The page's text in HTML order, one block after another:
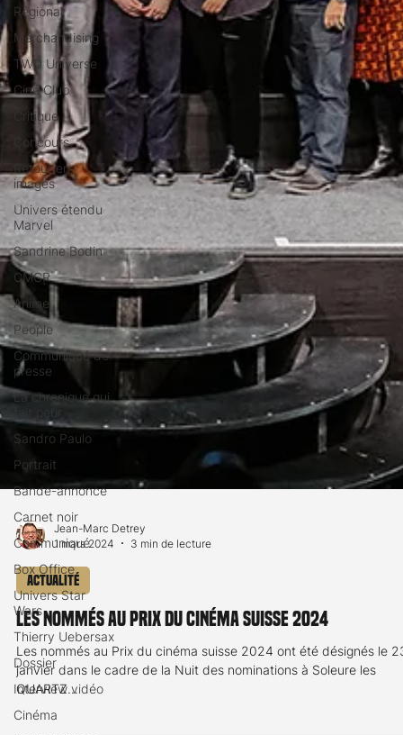
Régional
Merchandising
TWD Universe
Ciné Club
Critique
Concours
Retour en
images
Univers étendu
Marvel
Sandrine Bodin
CMCR
Anime
People
Communiqué de
presse
La chronique qui
Sandro Paulo
Portrait
Bande-annonce
Carnet noir
Communiqué
Box Office
Univers Star
Wars
Thierry Uebersax
Dossier
Interview vidéo
Cinéma
1 mars 2024
Actualité
Les nommés au Prix du Cinéma Suisse 2024
Les nommés au Prix du cinéma suisse 2024 ont été désignés le
QUARTZ...